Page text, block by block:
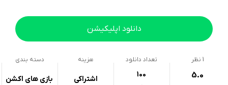
دانلود اپلیکیشن
1 نظر
5.0
تعداد دانلود
100
هزینه
اشتراکی
دسته بندی
بازی های اکشن